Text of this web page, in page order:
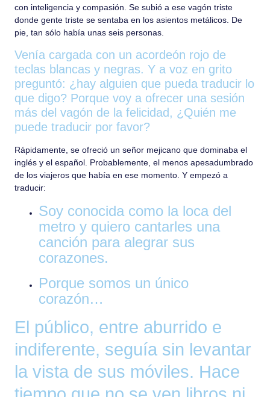
con inteligencia y compasión. Se subió a ese vagón triste
donde gente triste se sentaba en los asientos metálicos. De
pie, tan sólo había unas seis personas.
Venía cargada con un acordeón rojo de
teclas blancas y negras. Y a voz en grito
preguntó: ¿hay alguien que pueda traducir lo
que digo? Porque voy a ofrecer una sesión
más del vagón de la felicidad, ¿Quién me
puede traducir por favor?
Rápidamente, se ofreció un señor mejicano que dominaba el
inglés y el español. Probablemente, el menos apesadumbrado
de los viajeros que había en ese momento. Y empezó a
traducir:
Soy conocida como la loca del
metro y quiero cantarles una
canción para alegrar sus
corazones.
Porque somos un único
corazón…
El público, entre aburrido e
indiferente, seguía sin levantar
la vista de sus móviles. Hace